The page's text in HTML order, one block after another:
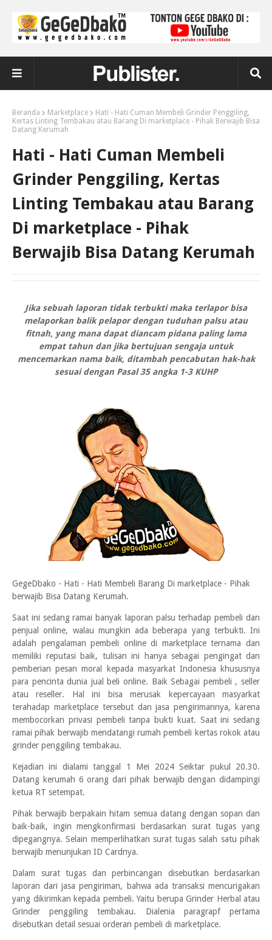
Beranda Marketplace
Hati - Hati Cuman Membeli Grinder Penggiling,
Kertas Linting Tembakau atau Barang Di marketplace - Pihak Berwajib Bisa
Datang Kerumah
Hati - Hati Cuman Membeli
Grinder Penggiling, Kertas
Linting Tembakau atau Barang
Di marketplace - Pihak
Berwajib Bisa Datang Kerumah
Jika sebuah laporan tidak terbukti maka terlapor bisa
melaporkan balik pelapor dengan tuduhan palsu atau
fitnah, yang mana dapat diancam pidana paling lama
empat tahun dan jika bertujuan sengaja untuk
mencemarkan nama baik, ditambah pencabutan hak-hak
sesuai dengan Pasal 35 angka 1-3 KUHP
GegeDbako - Hati - Hati Membeli Barang Di marketplace - Pihak
berwajib Bisa Datang Kerumah.
Saat ini sedang ramai banyak laporan palsu terhadap pembeli dan
penjual online, walau mungkin ada beberapa yang terbukti. Ini
adalah pengalaman pembeli online di marketplace ternama dan
memiliki reputasi baik, tulisan ini hanya sebagai pengingat dan
pemberian pesan moral kepada masyarkat Indonesia khususnya
para pencinta dunia jual beli online. Baik Sebagai pembeli , seller
atau reseller. Hal ini bisa merusak kepercayaan masyarkat
terahadap marketplace tersebut dan jasa pengirimannya, karena
membocorkan privasi pembeli tanpa bukti kuat. Saat ini sedang
ramai pihak berwajib mendatangi rumah pembeli kertas rokok atau
grinder penggiling tembakau.
Kejadian ini dialami tanggal 1 Mei 2024 Seiktar pukul 20.30.
Datang kerumah 6 orang dari pihak berwajib dengan didampingi
ketua RT setempat.
Pihak berwajib berpakain hitam semua datang dengan sopan dan
baik-baik, ingin mengkonfirmasi berdasarkan surat tugas yang
dipegangnya. Selain memperlihatkan surat tugas salah satu pihak
berwajib menunjukan ID Cardnya.
Dalam surat tugas dan perbincangan disebutkan berdasarkan
laporan dari jasa pengiriman, bahwa ada transaksi mencurigakan
yang dikirimkan kepada pembeli. Yaitu berupa Grinder Herbal atau
Grinder penggiling tembakau. Dialenia paragrapf pertama
disebutkan detail sesuai orderan pembeli di marketplace.